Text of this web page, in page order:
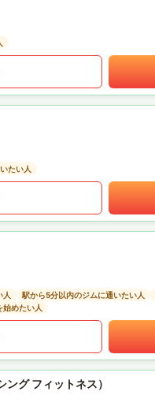
たい人
人 駅から5分以内のジムに通いたい人
始めたい人
グ フィットネス）